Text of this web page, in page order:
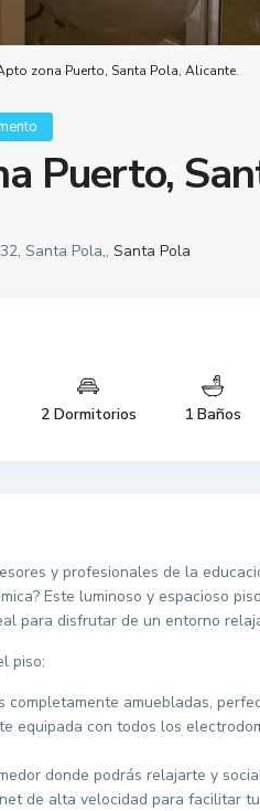
zona Puerto, Santa Pola, Alicante.
Puerto,
Santa Pola,, Santa Pola
2 Dormitorios 1 Baños
y profesionales de la
Este luminoso y espacioso
para disfrutar de un entorno
piso:
completamente amuebladas,
equipada con todos los
donde podrás relajarte y
de alta velocidad para facilitar